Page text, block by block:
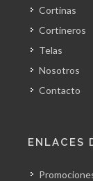
Cortinas
Cortineros
Telas
Nosotros
Contacto
ENLACES